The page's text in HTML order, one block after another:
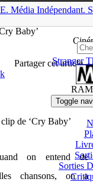
Média Indépendant.
Ciné
Stranger
Toggle
Sorties
Baby’
Partager cet article
de ‘Cry Baby’
on entend de
chansons, on a